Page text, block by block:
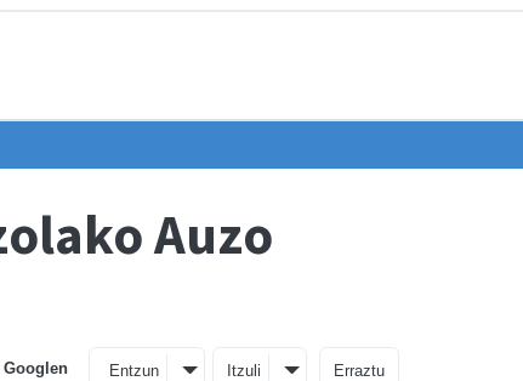
Auzo
Entzun Itzuli Erraztu